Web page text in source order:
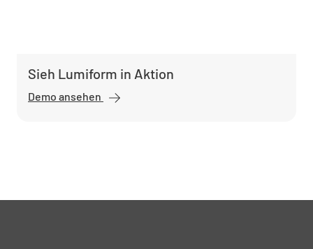
Sieh Lumiform in Aktion
Demo ansehen